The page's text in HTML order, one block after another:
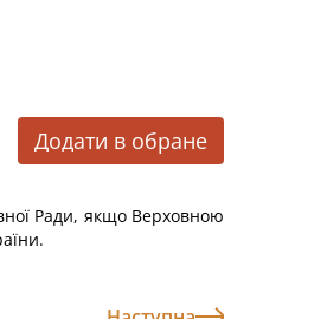
Додати в обране
Ради, якщо Верховною